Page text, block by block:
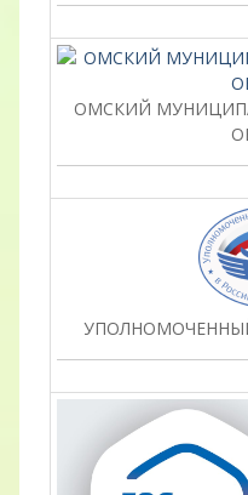
ОМСКИЙ